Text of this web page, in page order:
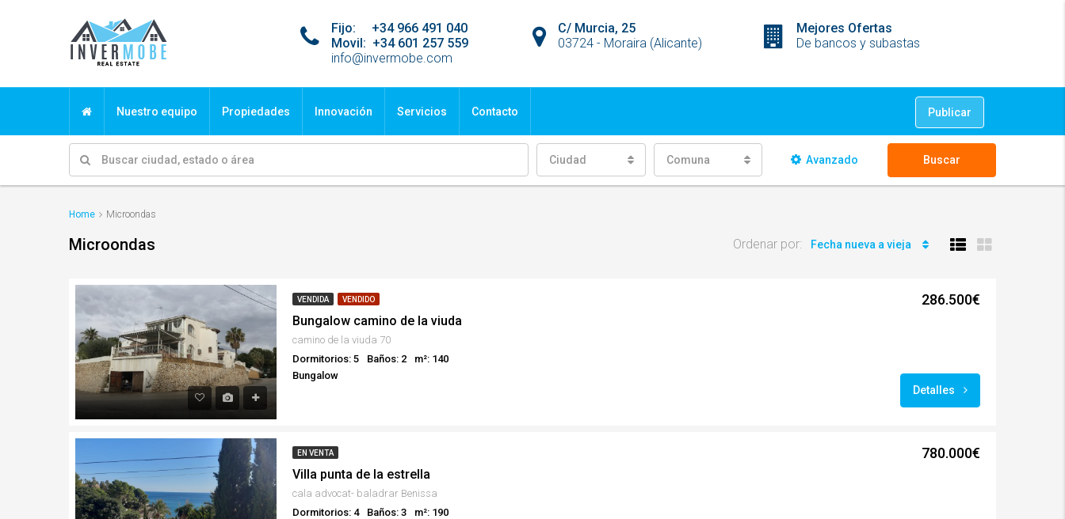
Mejores Ofertas
De bancos y subastas
C/ Murcia, 25
03724 - Moraira (Alicante)
Fijo: +34 966 491 040
Movil: +34 601 257 559
info@invermobe.com
Nuestro equipo Propiedades Innovación Servicios Contacto Publicar
Ciudad Comuna Avanzado Buscar
Home Microondas
Microondas Ordenar por: Fecha nueva a vieja
VENDIDA VENDIDO
Bungalow camino de la viuda
camino de la viuda 70
Dormitorios: 5
Baños: 2
m²: 140
Bungalow
286.500€
Detalles
EN VENTA
Villa punta de la estrella
cala advocat- baladrar Benissa
Dormitorios: 4
Baños: 3
m²: 190
780.000€